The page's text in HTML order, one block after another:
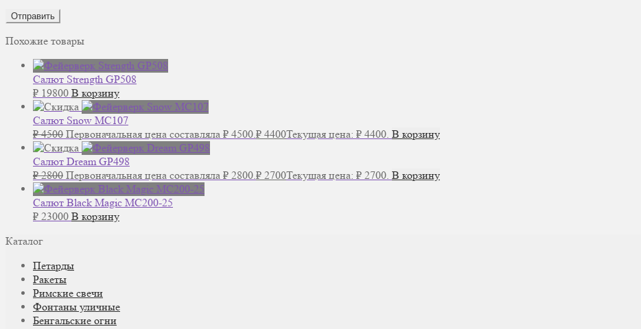
Похожие товары
Салют Strength GP508
₽ 19800 В корзину
Салют Snow MC107
₽4500 Первоначальная цена составляла ₽ 4500. ₽ 4400Текущая цена: ₽ 4400. В корзину
Салют Dream GP498
₽2800 Первоначальная цена составляла ₽ 2800. ₽ 2700Текущая цена: ₽ 2700. В корзину
Салют Black Magic MC200-25
₽ 23000 В корзину
Каталог
Петарды
Ракеты
Римские свечи
Фонтаны уличные
Бенгальские огни